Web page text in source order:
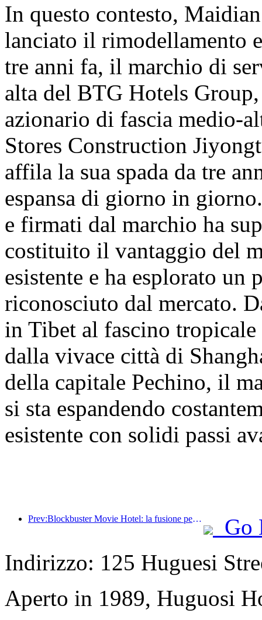
In questo contesto,
lanciato il rimodellamento
tre anni fa, il marchio di
alta del BTG Hotels
azionario di fascia medio-
Stores Construction
affila la sua spada da tre
espansa di giorno in
e firmati dal marchio ha
costituito il vantaggio del
esistente e ha esplorato un
riconosciuto dal mercato.
in Tibet al fascino
dalla vivace città di
della capitale Pechino, il
si sta espandendo
esistente con solidi passi
Prev:Blockbuster Movie Hotel: la fusione perfetta tra business e cinema
Go
Indirizzo: 125 Huguesi
Aperto in 1989, Huguosi